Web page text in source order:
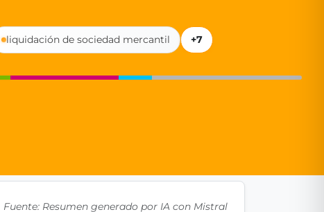
liquidación de sociedad mercantil
+7
Fuente: Resumen generado por IA con Mistral